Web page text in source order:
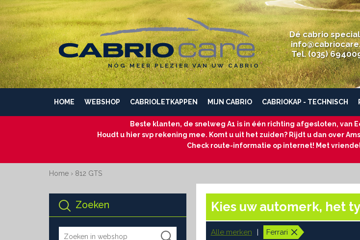
NÓG MEER PLEZIER VAN UW CABRIO
Dé cabrio
Tel. (035)
HOME WEBSHOP CABRIOLETKAPPEN MIJN CABRIO CABRIOKAP - TECHNISCH
Beste klanten, de snelweg A1 is in één richting afgesloten, van
Houdt u hier svp rekening mee. Komt u uit het zuiden? Rijdt u dan over
Check route-informatie op internet! Met
Home› 812 GTS
Zoeken Kies uw automerk, het
Alle merken Ferrari